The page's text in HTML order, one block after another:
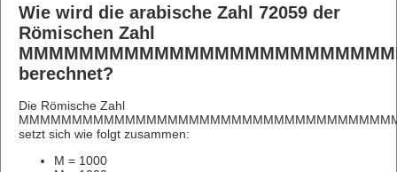
Wie wird die arabische Zahl 72059 der
Römischen Zahl
berechnet?
Die Römische Zahl
setzt sich wie folgt zusammen:
M = 1000